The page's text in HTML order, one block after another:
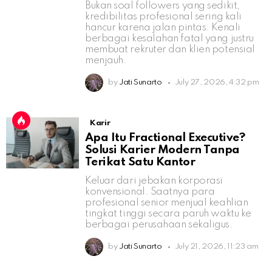
Bukan soal followers yang sedikit,
kredibilitas profesional sering kali
hancur karena jalan pintas. Kenali
berbagai kesalahan fatal yang justru
membuat rekruter dan klien potensial
menjauh.
by Jati Sunarto July 27, 2026, 4:32 pm
Karir
Apa Itu Fractional Executive?
Solusi Karier Modern Tanpa
Terikat Satu Kantor
Keluar dari jebakan korporasi
konvensional. Saatnya para
profesional senior menjual keahlian
tingkat tinggi secara paruh waktu ke
berbagai perusahaan sekaligus.
by Jati Sunarto July 21, 2026, 11:23 am